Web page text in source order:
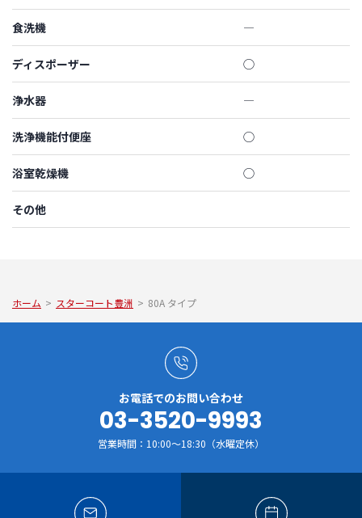
食洗機 ―
ディスポーザー ◯
浄水器 ―
洗浄機能付便座 ◯
浴室乾燥機 ◯
その他
ホーム > スターコート豊洲 > 80A タイプ
お電話でのお問い合わせ
03-3520-9993
営業時間：10:00～18:30（水曜定休）